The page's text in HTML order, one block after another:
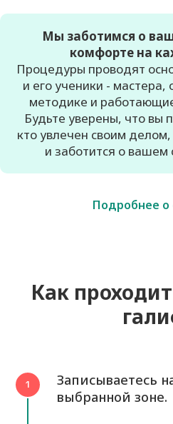
Мы заботимся о
комфорте на
Процедуры проводят
и его ученики - мастера,
методике и
Будьте уверены, что вы
кто увлечен своим
и заботится о вашем
Подробнее о
Как
Записываетесь
выбранной зоне.